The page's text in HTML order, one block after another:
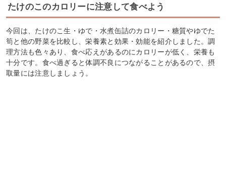
たけのこのカロリーに注意して食べよう
今回は、たけのこ生・ゆで・水煮缶詰のカロリー・糖質やゆでた
筍と他の野菜を比較し、栄養素と効果・効能を紹介しました。調
理方法も色々あり、食べ応えがあるのにカロリーが低く、栄養も
十分です。食べ過ぎると体調不良につながることがあるので、摂
取量には注意しましょう。